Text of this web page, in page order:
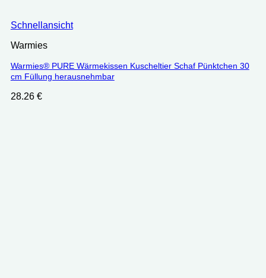
Schnellansicht
Warmies
Warmies® PURE Wärmekissen Kuscheltier Schaf Pünktchen 30
cm Füllung herausnehmbar
28.26 €